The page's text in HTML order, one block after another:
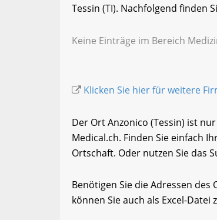
Tessin (TI). Nachfolgend finden
Keine Einträge im Bereich
Klicken Sie hier für weitere
Der Ort Anzonico (Tessin) ist
Medical.ch. Finden Sie einfach
Ortschaft. Oder nutzen Sie das
Benötigen Sie die Adressen des
können Sie auch als Excel-Datei